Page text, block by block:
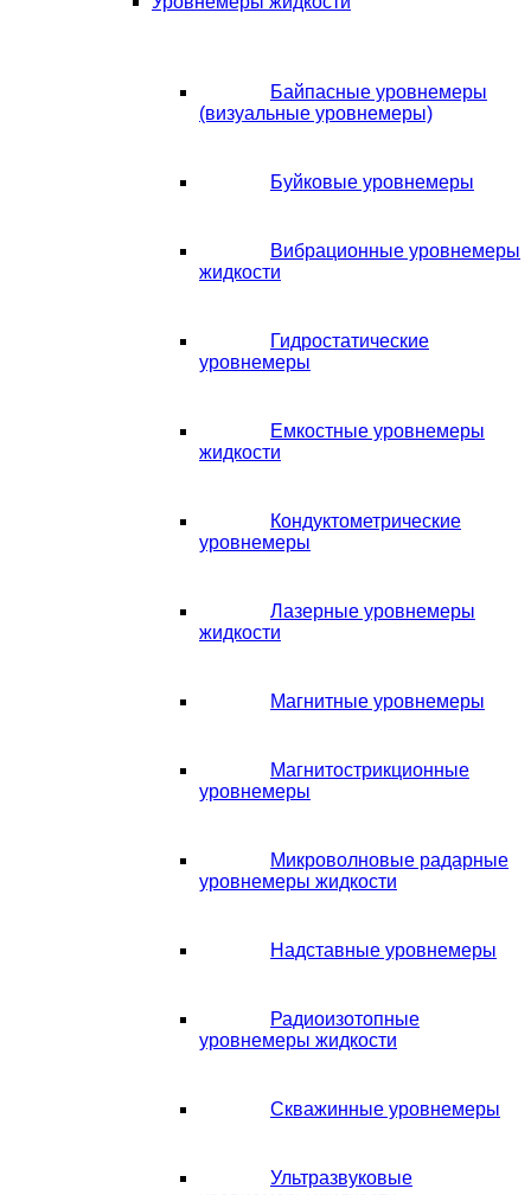
Байпасные уровнемеры
(визуальные уровнемеры)
Буйковые уровнемеры
Вибрационные уровнемеры
жидкости
Гидростатические
уровнемеры
Емкостные уровнемеры
жидкости
Кондуктометрические
уровнемеры
Лазерные уровнемеры
жидкости
Магнитные уровнемеры
Магнитострикционные
уровнемеры
Микроволновые радарные
уровнемеры жидкости
Надставные уровнемеры
Радиоизотопные
уровнемеры жидкости
Скважинные уровнемеры
Ультразвуковые